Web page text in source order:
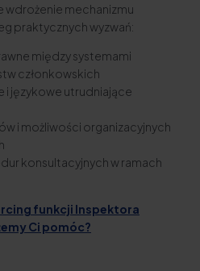
wdrożenie mechanizmu
praktycznych wyzwań:
między systemami
członkowskich
i językowe utrudniające
i możliwości organizacyjnych
konsultacyjnych w ramach
funkcji Inspektora
Ci pomóc?